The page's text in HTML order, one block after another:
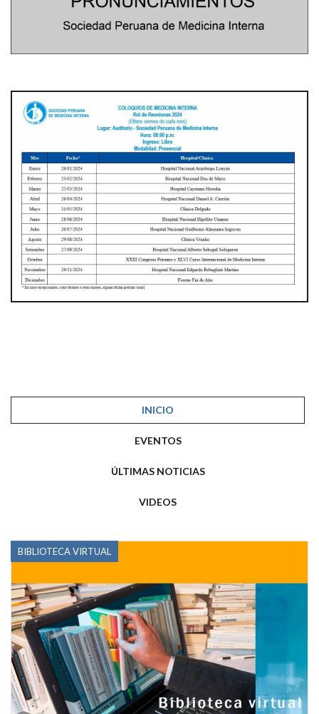
INICIO
EVENTOS
ÚLTIMAS NOTICIAS
VIDEOS
BIBLIOTECA VIRTUAL